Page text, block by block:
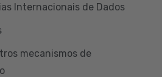
Internacionais de Dados
mecanismos de